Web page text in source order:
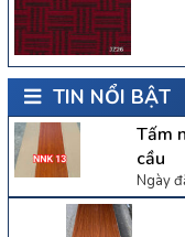
TIN NỔI BẬT
Tấm
cầu
Ngày